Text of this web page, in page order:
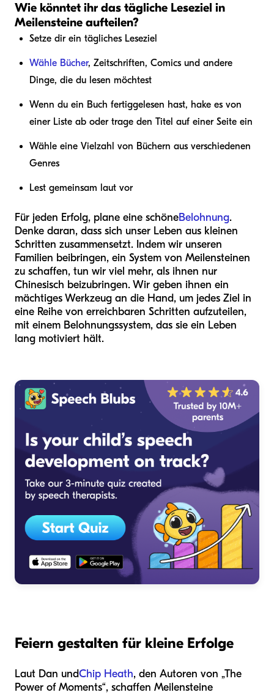
Wie könntet ihr das tägliche Leseziel in
Meilensteine aufteilen?
Setze dir ein tägliches Leseziel
Wähle Bücher, Zeitschriften, Comics und andere
Dinge, die du lesen möchtest
Wenn du ein Buch fertiggelesen hast, hake es von
einer Liste ab oder trage den Titel auf einer Seite ein
Wähle eine Vielzahl von Büchern aus verschiedenen
Genres
Lest gemeinsam laut vor
Für jeden Erfolg, plane eine schöneBelohnung.
Denke daran, dass sich unser Leben aus kleinen
Schritten zusammensetzt. Indem wir unseren
Familien beibringen, ein System von Meilensteinen
zu schaffen, tun wir viel mehr, als ihnen nur
Chinesisch beizubringen. Wir geben ihnen ein
mächtiges Werkzeug an die Hand, um jedes Ziel in
eine Reihe von erreichbaren Schritten aufzuteilen,
mit einem Belohnungssystem, das sie ein Leben
lang motiviert hält.
Feiern gestalten für kleine Erfolge
Laut Dan undChip Heath, den Autoren von „The
Power of Moments“, schaffen Meilensteine